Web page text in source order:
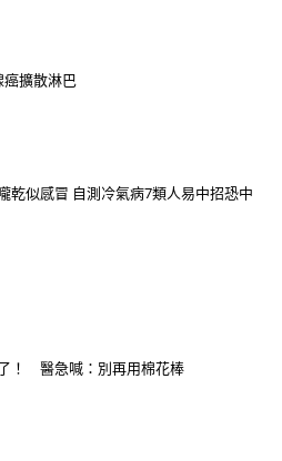
癌擴散淋巴
乾似感冒 自測冷氣病7類人易中招恐中
！ 醫急喊：別再用棉花棒